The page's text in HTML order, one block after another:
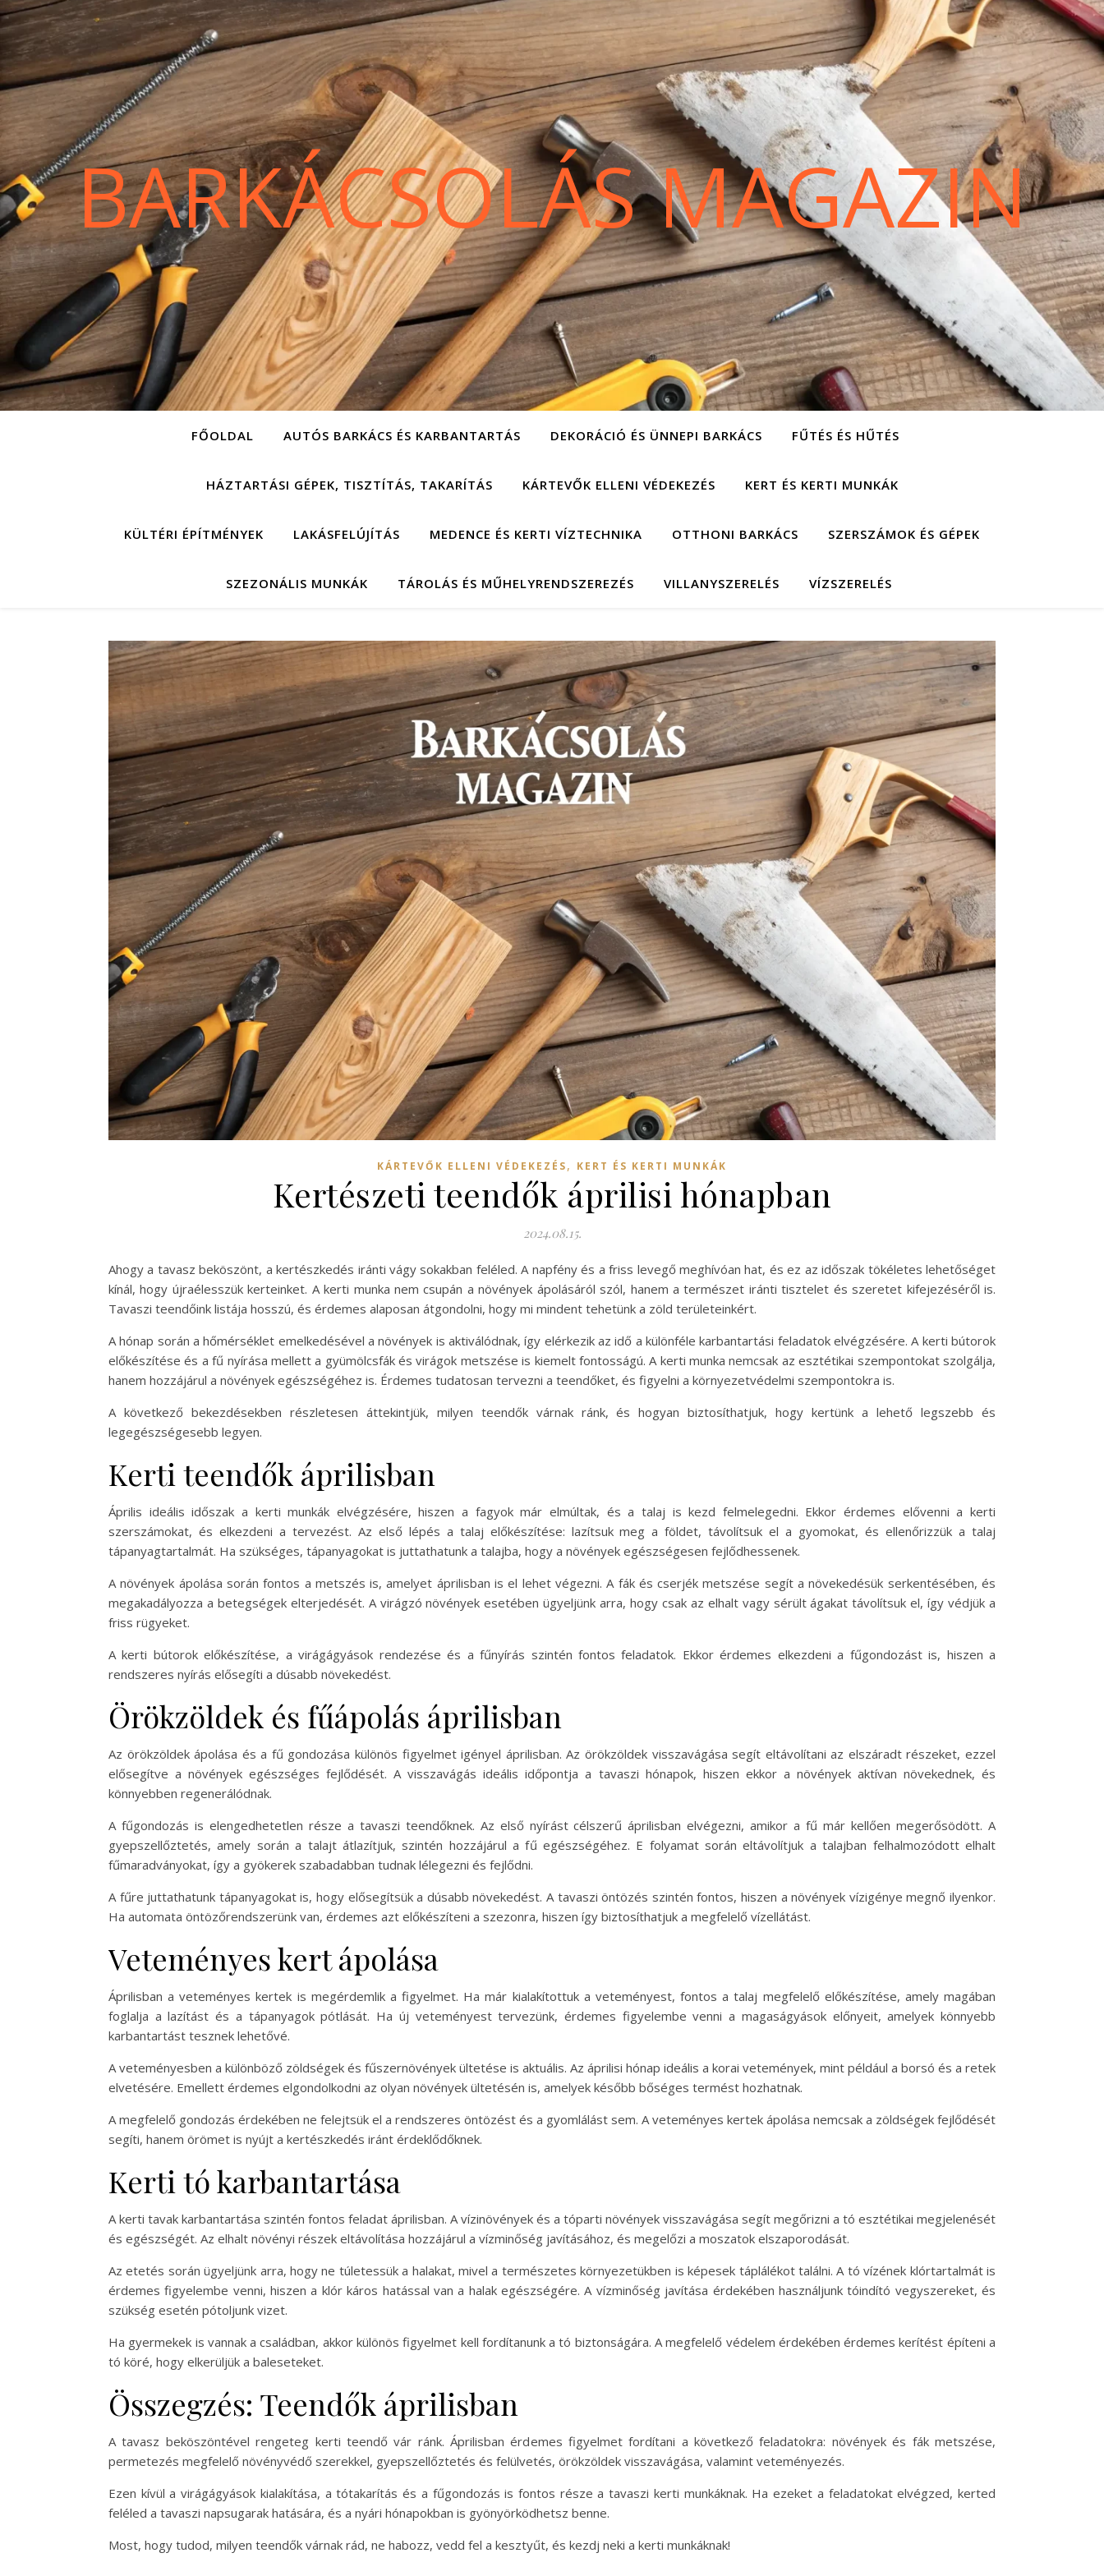
BARKÁCSOLÁS MAGAZIN
FŐOLDAL AUTÓS BARKÁCS ÉS KARBANTARTÁS DEKORÁCIÓ ÉS ÜNNEPI BARKÁCS FŰTÉS ÉS HŰTÉS
HÁZTARTÁSI GÉPEK, TISZTÍTÁS, TAKARÍTÁS KÁRTEVŐK ELLENI VÉDEKEZÉS KERT ÉS KERTI MUNKÁK
KÜLTÉRI ÉPÍTMÉNYEK LAKÁSFELÚJÍTÁS MEDENCE ÉS KERTI VÍZTECHNIKA OTTHONI BARKÁCS SZERSZÁMOK ÉS GÉPEK
SZEZONÁLIS MUNKÁK TÁROLÁS ÉS MŰHELYRENDSZEREZÉS VILLANYSZERELÉS VÍZSZERELÉS
KÁRTEVŐK ELLENI VÉDEKEZÉS, KERT ÉS KERTI MUNKÁK
Kertészeti teendők áprilisi hónapban
2024.08.15.
Ahogy a tavasz beköszönt, a kertészkedés iránti vágy sokakban feléled. A napfény és a friss levegő meghívóan hat, és ez az időszak tökéletes lehetőséget
kínál, hogy újraélesszük kerteinket. A kerti munka nem csupán a növények ápolásáról szól, hanem a természet iránti tisztelet és szeretet kifejezéséről is.
Tavaszi teendőink listája hosszú, és érdemes alaposan átgondolni, hogy mi mindent tehetünk a zöld területeinkért.
A hónap során a hőmérséklet emelkedésével a növények is aktiválódnak, így elérkezik az idő a különféle karbantartási feladatok elvégzésére. A kerti bútorok
előkészítése és a fű nyírása mellett a gyümölcsfák és virágok metszése is kiemelt fontosságú. A kerti munka nemcsak az esztétikai szempontokat szolgálja,
hanem hozzájárul a növények egészségéhez is. Érdemes tudatosan tervezni a teendőket, és figyelni a környezetvédelmi szempontokra is.
A következő bekezdésekben részletesen áttekintjük, milyen teendők várnak ránk, és hogyan biztosíthatjuk, hogy kertünk a lehető legszebb és
legegészségesebb legyen.
Kerti teendők áprilisban
Április ideális időszak a kerti munkák elvégzésére, hiszen a fagyok már elmúltak, és a talaj is kezd felmelegedni. Ekkor érdemes elővenni a kerti
szerszámokat, és elkezdeni a tervezést. Az első lépés a talaj előkészítése: lazítsuk meg a földet, távolítsuk el a gyomokat, és ellenőrizzük a talaj
tápanyagtartalmát. Ha szükséges, tápanyagokat is juttathatunk a talajba, hogy a növények egészségesen fejlődhessenek.
A növények ápolása során fontos a metszés is, amelyet áprilisban is el lehet végezni. A fák és cserjék metszése segít a növekedésük serkentésében, és
megakadályozza a betegségek elterjedését. A virágzó növények esetében ügyeljünk arra, hogy csak az elhalt vagy sérült ágakat távolítsuk el, így védjük a
friss rügyeket.
A kerti bútorok előkészítése, a virágágyások rendezése és a fűnyírás szintén fontos feladatok. Ekkor érdemes elkezdeni a fűgondozást is, hiszen a
rendszeres nyírás elősegíti a dúsabb növekedést.
Örökzöldek és fűápolás áprilisban
Az örökzöldek ápolása és a fű gondozása különös figyelmet igényel áprilisban. Az örökzöldek visszavágása segít eltávolítani az elszáradt részeket, ezzel
elősegítve a növények egészséges fejlődését. A visszavágás ideális időpontja a tavaszi hónapok, hiszen ekkor a növények aktívan növekednek, és
könnyebben regenerálódnak.
A fűgondozás is elengedhetetlen része a tavaszi teendőknek. Az első nyírást célszerű áprilisban elvégezni, amikor a fű már kellően megerősödött. A
gyepszellőztetés, amely során a talajt átlazítjuk, szintén hozzájárul a fű egészségéhez. E folyamat során eltávolítjuk a talajban felhalmozódott elhalt
fűmaradványokat, így a gyökerek szabadabban tudnak lélegezni és fejlődni.
A fűre juttathatunk tápanyagokat is, hogy elősegítsük a dúsabb növekedést. A tavaszi öntözés szintén fontos, hiszen a növények vízigénye megnő ilyenkor.
Ha automata öntözőrendszerünk van, érdemes azt előkészíteni a szezonra, hiszen így biztosíthatjuk a megfelelő vízellátást.
Veteményes kert ápolása
Áprilisban a veteményes kertek is megérdemlik a figyelmet. Ha már kialakítottuk a veteményest, fontos a talaj megfelelő előkészítése, amely magában
foglalja a lazítást és a tápanyagok pótlását. Ha új veteményest tervezünk, érdemes figyelembe venni a magaságyások előnyeit, amelyek könnyebb
karbantartást tesznek lehetővé.
A veteményesben a különböző zöldségek és fűszernövények ültetése is aktuális. Az áprilisi hónap ideális a korai vetemények, mint például a borsó és a retek
elvetésére. Emellett érdemes elgondolkodni az olyan növények ültetésén is, amelyek később bőséges termést hozhatnak.
A megfelelő gondozás érdekében ne felejtsük el a rendszeres öntözést és a gyomlálást sem. A veteményes kertek ápolása nemcsak a zöldségek fejlődését
segíti, hanem örömet is nyújt a kertészkedés iránt érdeklődőknek.
Kerti tó karbantartása
A kerti tavak karbantartása szintén fontos feladat áprilisban. A vízinövények és a tóparti növények visszavágása segít megőrizni a tó esztétikai megjelenését
és egészségét. Az elhalt növényi részek eltávolítása hozzájárul a vízminőség javításához, és megelőzi a moszatok elszaporodását.
Az etetés során ügyeljünk arra, hogy ne túletessük a halakat, mivel a természetes környezetükben is képesek táplálékot találni. A tó vízének klórtartalmát is
érdemes figyelembe venni, hiszen a klór káros hatással van a halak egészségére. A vízminőség javítása érdekében használjunk tóindító vegyszereket, és
szükség esetén pótoljunk vizet.
Ha gyermekek is vannak a családban, akkor különös figyelmet kell fordítanunk a tó biztonságára. A megfelelő védelem érdekében érdemes kerítést építeni a
tó köré, hogy elkerüljük a baleseteket.
Összegzés: Teendők áprilisban
A tavasz beköszöntével rengeteg kerti teendő vár ránk. Áprilisban érdemes figyelmet fordítani a következő feladatokra: növények és fák metszése,
permetezés megfelelő növényvédő szerekkel, gyepszellőztetés és felülvetés, örökzöldek visszavágása, valamint veteményezés.
Ezen kívül a virágágyások kialakítása, a tótakarítás és a fűgondozás is fontos része a tavaszi kerti munkáknak. Ha ezeket a feladatokat elvégzed, kerted
feléled a tavaszi napsugarak hatására, és a nyári hónapokban is gyönyörködhetsz benne.
Most, hogy tudod, milyen teendők várnak rád, ne habozz, vedd fel a kesztyűt, és kezdj neki a kerti munkáknak!